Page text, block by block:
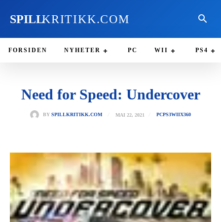
SPILLKRITIKK.COM
FORSIDEN NYHETER PC WII PS4
Need for Speed: Undercover
BY SPILLKRITIKK.COM MAI 22, 2021 PCPS3WIIX360